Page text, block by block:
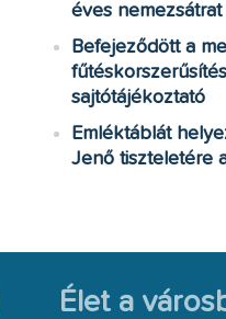
éves nemezsátrat
Befejeződött a
sajtótájékoztató
Emléktáblát
Jenő tiszteletére
Élet a